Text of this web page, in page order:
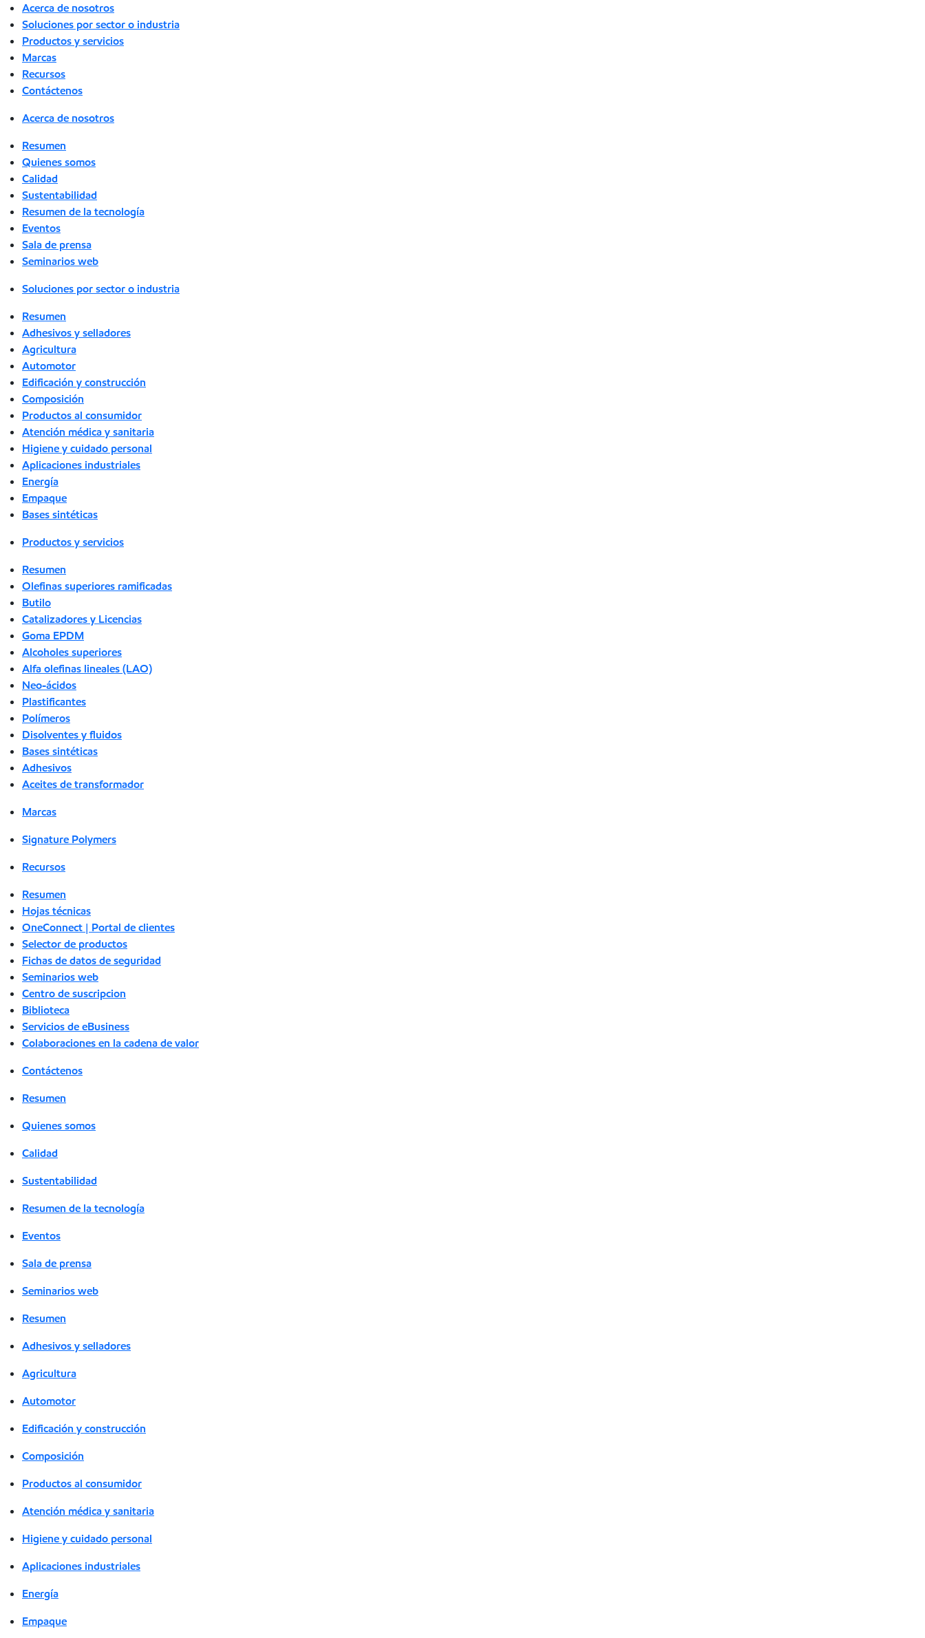
Acerca de nosotros
Soluciones por sector o industria
Productos y servicios
Marcas
Recursos
Contáctenos
Acerca de nosotros
Resumen
Quienes somos
Calidad
Sustentabilidad
Resumen de la tecnología
Eventos
Sala de prensa
Seminarios web
Soluciones por sector o industria
Resumen
Adhesivos y selladores
Agricultura
Automotor
Edificación y construcción
Composición
Productos al consumidor
Atención médica y sanitaria
Higiene y cuidado personal
Aplicaciones industriales
Energía
Empaque
Bases sintéticas
Productos y servicios
Resumen
Olefinas superiores ramificadas
Butilo
Catalizadores y Licencias
Goma EPDM
Alcoholes superiores
Alfa olefinas lineales (LAO)
Neo-ácidos
Plastificantes
Polímeros
Disolventes y fluidos
Bases sintéticas
Adhesivos
Aceites de transformador
Marcas
Signature Polymers
Recursos
Resumen
Hojas técnicas
OneConnect | Portal de clientes
Selector de productos
Fichas de datos de seguridad
Seminarios web
Centro de suscripcion
Biblioteca
Servicios de eBusiness
Colaboraciones en la cadena de valor
Contáctenos
Resumen
Quienes somos
Calidad
Sustentabilidad
Resumen de la tecnología
Eventos
Sala de prensa
Seminarios web
Resumen
Adhesivos y selladores
Agricultura
Automotor
Edificación y construcción
Composición
Productos al consumidor
Atención médica y sanitaria
Higiene y cuidado personal
Aplicaciones industriales
Energía
Empaque